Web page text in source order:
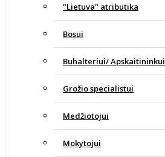
"Lietuva" atributika
Bosui
Buhalteriui/ Apskaitininkui
Grožio specialistui
Medžiotojui
Mokytojui